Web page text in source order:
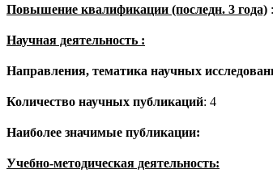
Повышение квалификации (последн. 3 года) :
Научная деятельность :
Направления, тематика научных
Количество научных публикаций: 4
Наиболее значимые публикации:
Учебно-методическая деятельность: